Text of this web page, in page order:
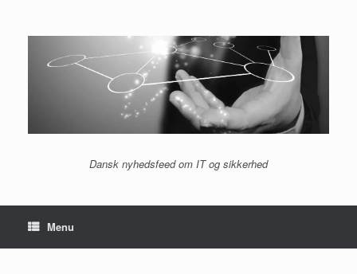
indhold
Dansk nyhedsfeed om IT og sikkerhed
Menu